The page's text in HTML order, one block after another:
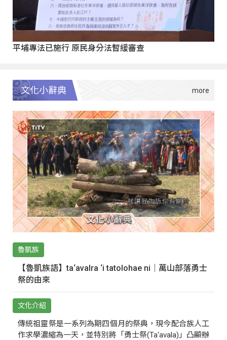
平埔專法已施行 原民身分法暫緩審查
文化小辭典
魯凱族
【魯凱族語】ta‘avalra ‘i tatolohae ni｜萬山部落勇士
祭的由來
文化介紹
傳統祖靈祭是一系列為期四個月的祭典，現今配合族人工
作求學濃縮為一天，並特別將「勇士祭(Ta‘avala)」凸顯辦